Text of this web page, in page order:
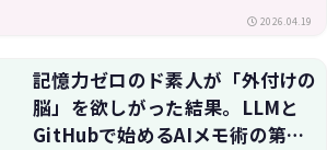
2026.04.19
記憶力ゼロのド素人が「外付けの
脳」を欲しがった結果。LLMと
GitHubで始めるAIメモ術の第一